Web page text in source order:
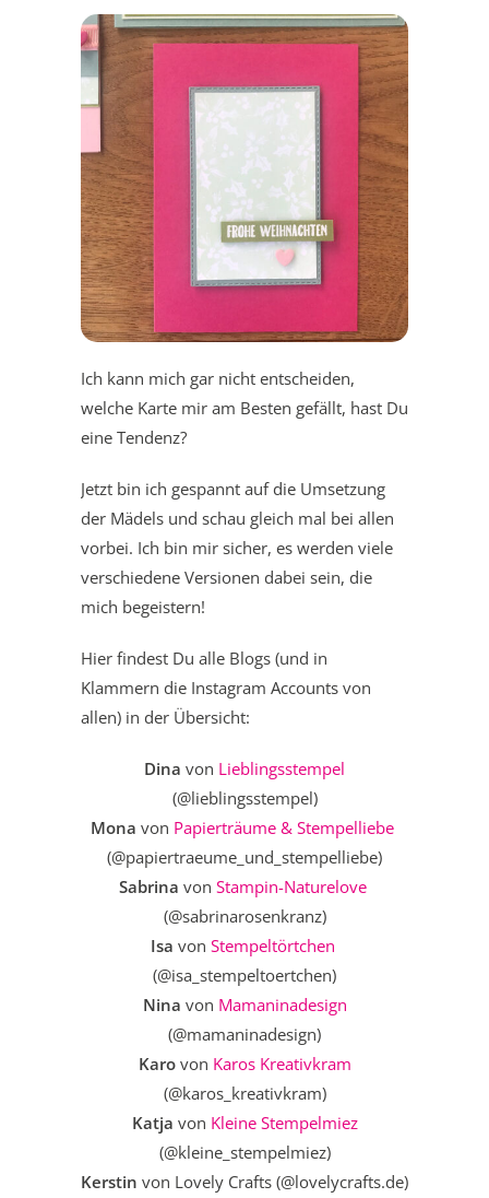
Ich kann mich gar nicht entscheiden,
welche Karte mir am Besten gefällt, hast Du
eine Tendenz?
Jetzt bin ich gespannt auf die Umsetzung
der Mädels und schau gleich mal bei allen
vorbei. Ich bin mir sicher, es werden viele
verschiedene Versionen dabei sein, die
mich begeistern!
Hier findest Du alle Blogs (und in
Klammern die Instagram Accounts von
allen) in der Übersicht:
Dina von Lieblingsstempel
(@lieblingsstempel)
Mona von Papierträume & Stempelliebe
(@papiertraeume_und_stempelliebe)
Sabrina von Stampin-Naturelove
(@sabrinarosenkranz)
Isa von Stempeltörtchen
(@isa_stempeltoertchen)
Nina von Mamaninadesign
(@mamaninadesign)
Karovon Karos Kreativkram
(@karos_kreativkram)
Katja von Kleine Stempelmiez
(@kleine_stempelmiez)
Kerstin von Lovely Crafts (@lovelycrafts.de)